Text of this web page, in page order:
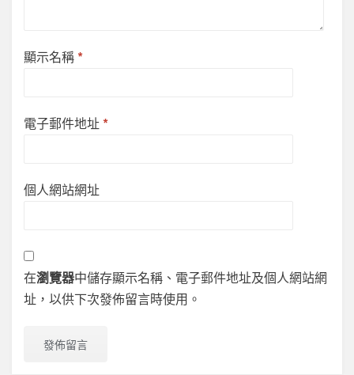
顯示名稱 *
電子郵件地址 *
個人網站網址
在瀏覽器中儲存顯示名稱、電子郵件地址及個人網站網
址，以供下次發佈留言時使用。